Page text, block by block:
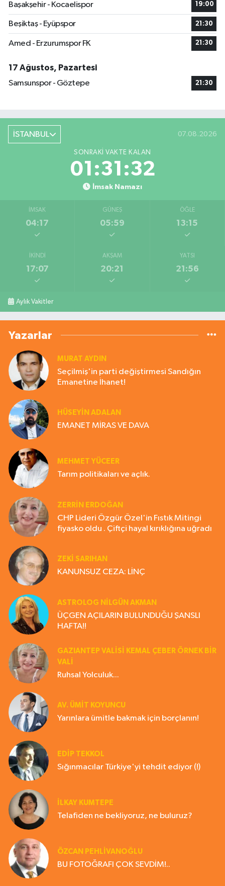
Başakşehir - Kocaelispor 19:00
Beşiktaş - Eyüpspor 21:30
Amed - Erzurumspor FK 21:30
17 Ağustos, Pazartesi
Samsunspor - Göztepe
21:30
İSTANBUL 07.08.2026
SONRAKI VAKTE KALAN
01:31:32
İmsak Namazı
İMSAK
04:17
GÜNEŞ
05:59
ÖĞLE
13:15
İKINDI
17:07
AKŞAM
20:21
YATSI
21:56
Aylık Vakitler
Yazarlar
MURAT AYDIN
Seçilmiş'in parti değiştirmesi Sandığın
Emanetine İhanet!
HÜSEYIN ADALAN
EMANET MİRAS VE DAVA
MEHMET YÜCEER
Tarım politikaları ve açlık.
ZERRIN ERDOĞAN
CHP Lideri Özgür Özel'in Fıstık Mitingi
fiyasko oldu . Çiftçi hayal kırıklığına uğradı
ZEKI SARIHAN
KANUNSUZ CEZA: LİNÇ
ASTROLOG NILGÜN AKMAN
ÜÇGEN AÇILARIN BULUNDUĞU ŞANSLI
HAFTA!!
GAZIANTEP VALISI KEMAL ÇEBER ÖRNEK BİR
VALİ
Ruhsal Yolculuk...
AV. ÜMIT KOYUNCU
Yarınlara ümitle bakmak için borçlanın!
EDIP TEKKOL
Sığınmacılar Türkiye'yi tehdit ediyor (!)
İLKAY KUMTEPE
Telafiden ne bekliyoruz, ne buluruz?
ÖZCAN PEHLİVANOĞLU
BU FOTOĞRAFI ÇOK SEVDİM!..